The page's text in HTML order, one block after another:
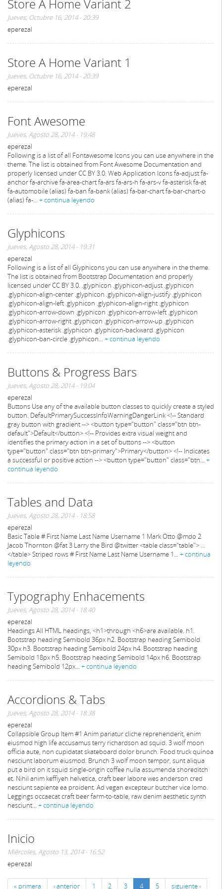
Store A Home Variant 2
Jueves, Octubre 16, 2014 - 20:39
eperezal
Store A Home Variant 1
Jueves, Octubre 16, 2014 - 20:39
eperezal
Font Awesome
Jueves, Agosto 28, 2014 - 19:48
eperezal
Following is a list of all Fontawesome Icons you can use anywhere in the
theme. The list is obtained from Font Awesome Documentation and
properly licensed under CC BY 3.0. Web Application Icons fa-adjust fa-
anchor fa-archive fa-area-chart fa-ars fa-ars-h fa-ars-v fa-asterisk fa-at
fa-automobile (alias) fa-ban fa-bank (alias) fa-bar-chart fa-bar-chart-o
(alias) fa-... + continua leyendo
Glyphicons
Jueves, Agosto 28, 2014 - 19:31
eperezal
Following is a list of all Glyphicons you can use anywhere in the theme.
The list is obtained from Bootstrap Documentation and properly
licensed under CC BY 3.0. .glyphicon .glyphicon-adjust .glyphicon
.glyphicon-align-center .glyphicon .glyphicon-align-justify .glyphicon
.glyphicon-align-left .glyphicon .glyphicon-align-right .glyphicon
.glyphicon-arrow-down .glyphicon .glyphicon-arrow-left .glyphicon
.glyphicon-arrow-right .glyphicon .glyphicon-arrow-up .glyphicon
.glyphicon-asterisk .glyphicon .glyphicon-backward .glyphicon
.glyphicon-ban-circle .glyphicon... + continua leyendo
Buttons & Progress Bars
Jueves, Agosto 28, 2014 - 19:04
eperezal
Buttons Use any of the available button classes to quickly create a styled
button. DefaultPrimarySuccessInfoWarningDangerLink <!-- Standard
gray button with gradient --> <button type="button" class="btn btn-
default">Default</button> <!-- Provides extra visual weight and
identifies the primary action in a set of buttons --> <button
type="button" class="btn btn-primary">Primary</button> <!-- Indicates
a successful or positive action --> <button type="button" class="btn... +
continua leyendo
Tables and Data
Jueves, Agosto 28, 2014 - 18:58
eperezal
Basic Table # First Name Last Name Username 1 Mark Otto @mdo 2
Jacob Thornton @fat 3 Larry the Bird @twitter <table class="table"> ...
</table> Striped rows # First Name Last Name Username 1... + continua
leyendo
Typography Enhacements
Jueves, Agosto 28, 2014 - 18:40
eperezal
Headings All HTML headings, <h1>through <h6>are available. h1.
Bootstrap heading Semibold 36px h2. Bootstrap heading Semibold
30px h3. Bootstrap heading Semibold 24px h4. Bootstrap heading
Semibold 18px h5. Bootstrap heading Semibold 14px h6. Bootstrap
heading Semibold 12px... + continua leyendo
Accordions & Tabs
Jueves, Agosto 28, 2014 - 18:38
eperezal
Collapsible Group Item #1 Anim pariatur cliche reprehenderit, enim
eiusmod high life accusamus terry richardson ad squid. 3 wolf moon
officia aute, non cupidatat skateboard dolor brunch. Food truck quinoa
nesciunt laborum eiusmod. Brunch 3 wolf moon tempor, sunt aliqua
put a bird on it squid single-origin coffee nulla assumenda shoreditch
et. Nihil anim keffiyeh helvetica, craft beer labore wes anderson cred
nesciunt sapiente ea proident. Ad vegan excepteur butcher vice lomo.
Leggings occaecat craft beer farm-to-table, raw denim aesthetic synth
nesciunt... + continua leyendo
Inicio
Miércoles, Agosto 13, 2014 - 16:52
eperezal
« primera ‹ anterior 1 2 3 4 5
siguiente ›